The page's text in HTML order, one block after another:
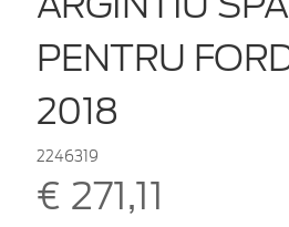
PENTRU
2018
2246319
€ 271,11